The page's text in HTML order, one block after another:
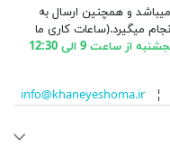
و همچنین ارسال به
میگیرد.(ساعات کاری ما
از ساعت 9 الی 12:30
info@khaneyeshoma.ir¦